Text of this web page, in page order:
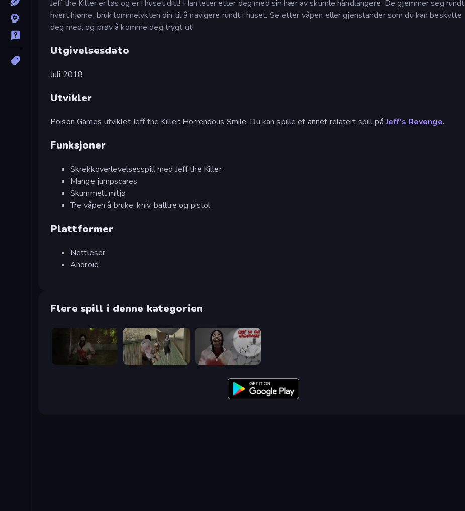
Jeff the Killer er løs og er i huset ditt! Han leter etter deg med sin hær av skumle håndlangere. De gjemmer seg rundt
hvert hjørne, bruk lommelykten din til å navigere rundt i huset. Se etter våpen eller gjenstander som du kan beskytte
deg med, og prøv å komme deg trygt ut!
Utgivelsesdato
Juli 2018
Utvikler
Poison Games utviklet Jeff the Killer: Horrendous Smile. Du kan spille et annet relatert spill påJeff's Revenge.
Funksjoner
Skrekkoverlevelsesspill med Jeff the Killer
Mange jumpscares
Skummelt miljø
Tre våpen å bruke: kniv, balltre og pistol
Plattformer
Nettleser
Android
Flere spill i denne kategorien
Jeff's Revenge Jeff the Killer vs Slendrina Jeff The Killer: Lost in the Nightmare